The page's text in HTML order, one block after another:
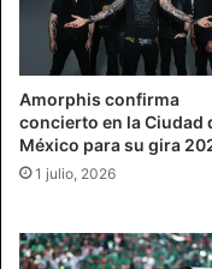
Amorphis confirma
concierto en la Ciudad
México para su gira
1 julio, 2026